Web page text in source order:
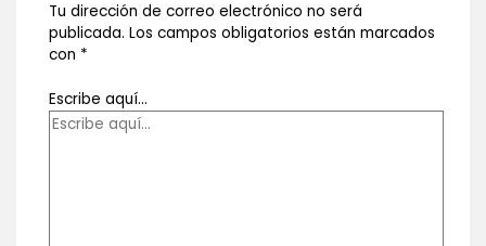
Tu dirección de correo electrónico no será
publicada. Los campos obligatorios están marcados
con *
Escribe aquí...